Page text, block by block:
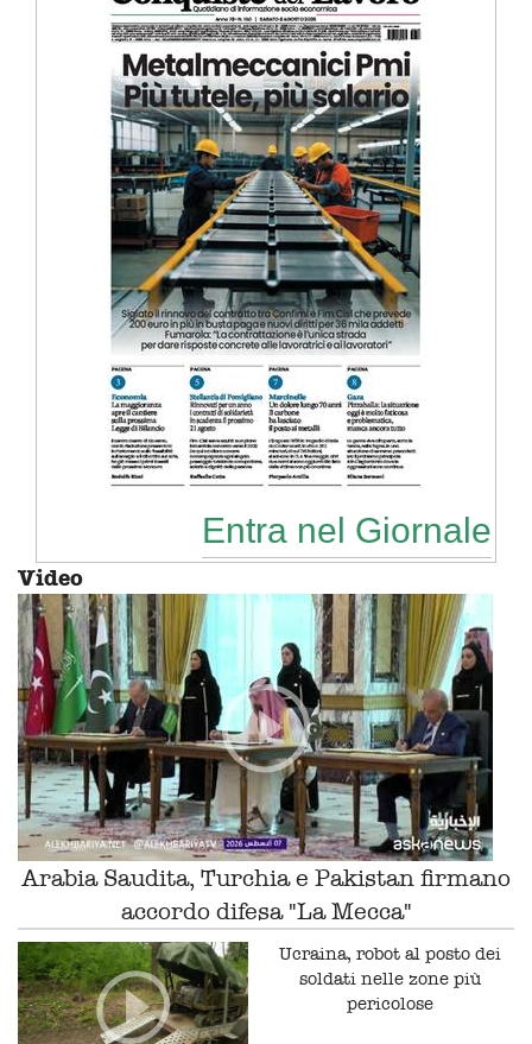
Entra nel Giornale
Video
Arabia Saudita, Turchia e Pakistan firmano
accordo difesa "La Mecca"
Ucraina, robot al posto dei
soldati nelle zone più
pericolose